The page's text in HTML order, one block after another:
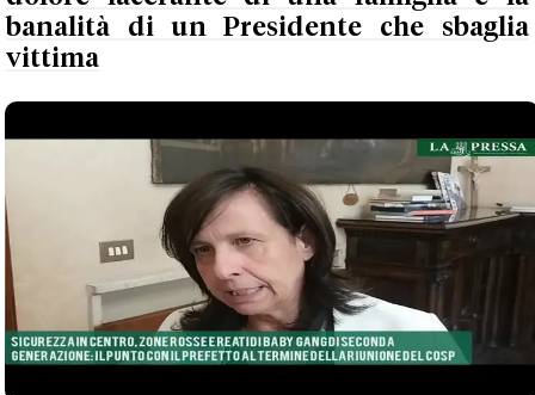
banalità di un Presidente che sbaglia
vittima